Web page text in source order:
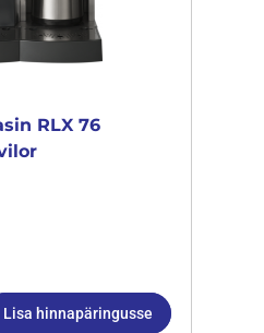
RLX 76
Lisa hinnapäringusse